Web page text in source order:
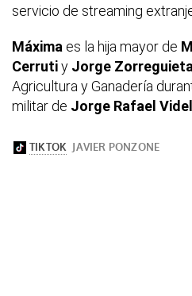
servicio de streaming
Máxima es la hija mayor de
Cerrutiy Jorge
Agricultura y Ganadería
militar de Jorge Rafael